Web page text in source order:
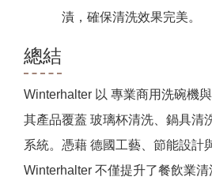
漬，確保清洗效果完美。
總結
Winterhalter 以 專業商用洗碗機
其產品覆蓋 玻璃杯清洗、鍋具清
系統。憑藉 德國工藝、節能設計
Winterhalter 不僅提升了餐飲業